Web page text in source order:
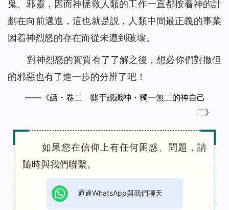
鬼、邪靈，因而神拯救人類的工作一直都按着神的計
劃在向前邁進，這也就是説，人類中間最正義的事業
因着神烈怒的存在而從未遭到破壞。
對神烈怒的實質有了了解之後，想必你們對撒但
的邪惡也有了進一步的分辨了吧！
——《話・卷二 關于認識神・獨一無二的神自己
二》
如果您在信仰上有任何困惑、問題，請
隨時與我們聯繫。
通過WhatsApp與我們聊天